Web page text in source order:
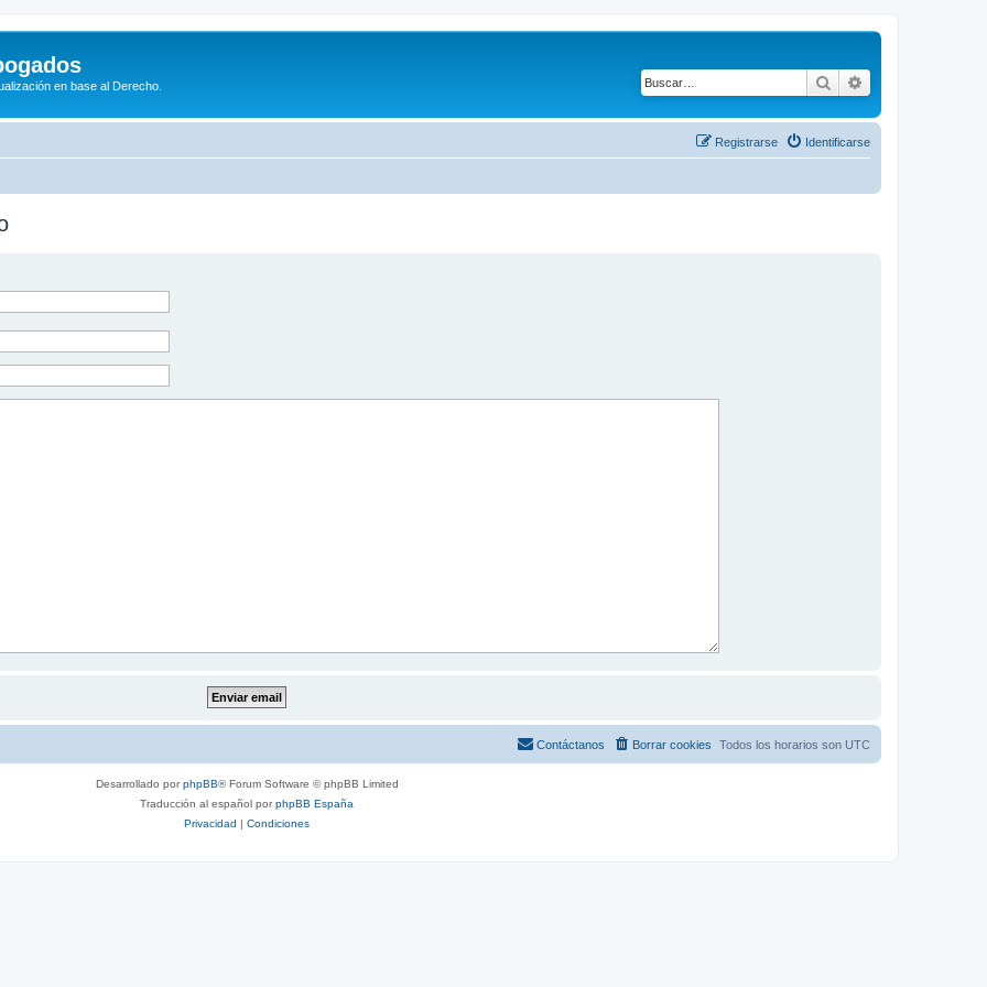
en base al Derecho. Buscar
Identificarse
Registrarse
Todos los horarios son UTC
Borrar cookies
Contáctanos
Desarrollado porphpBB® Forum Software © phpBB Limited
Traducción al español porphpBB España
Privacidad | Condiciones